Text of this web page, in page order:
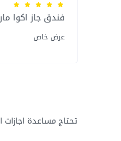
فندق جاز اكوا
عرض خاص
تحتاج مساعدة اجازات